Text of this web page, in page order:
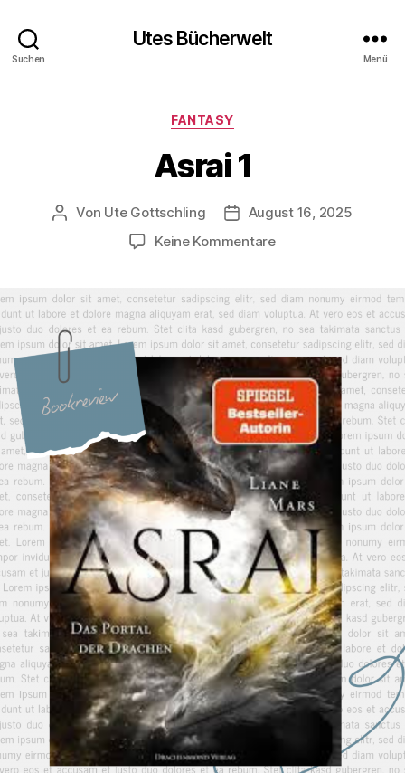
Suchen
Utes Bücherwelt
Menü
Kategorien
FANTASY
Asrai 1
Beitragsautor
Von Ute Gottschling Veröffentlichungsdatum
August 16, 2025
Keine Kommentarezu